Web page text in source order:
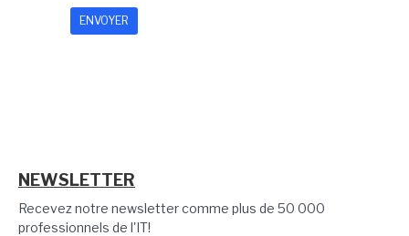
NEWSLETTER
Recevez notre newsletter comme plus de 50 000
professionnels de l'IT!